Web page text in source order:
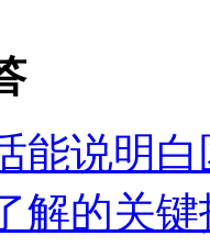
能说明
解的关